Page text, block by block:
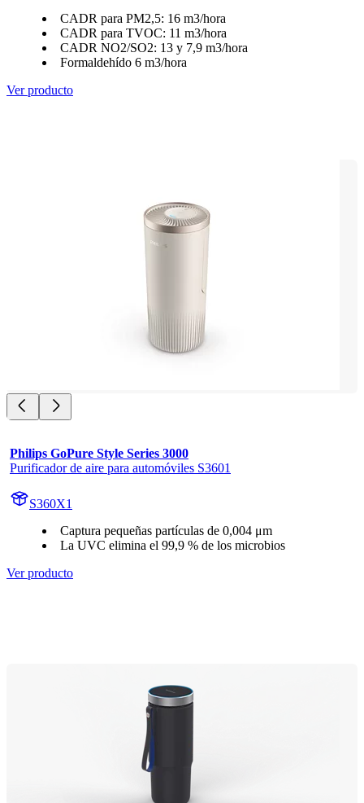
CADR para PM2,5: 16 m3/hora
CADR para TVOC: 11 m3/hora
CADR NO2/SO2: 13 y 7,9 m3/hora
Formaldehído 6 m3/hora
Ver producto
Philips GoPure Style Series 3000
Purificador de aire para automóviles S3601
S360X1
Captura pequeñas partículas de 0,004 μm
La UVC elimina el 99,9 % de los microbios
Ver producto